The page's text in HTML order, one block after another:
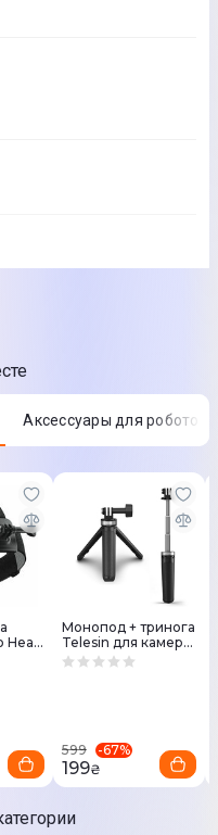
включения
Аксессуары для
Head
Монопод + тринога
Telesin для камер
GoPro HERO
599 -67%
199₴